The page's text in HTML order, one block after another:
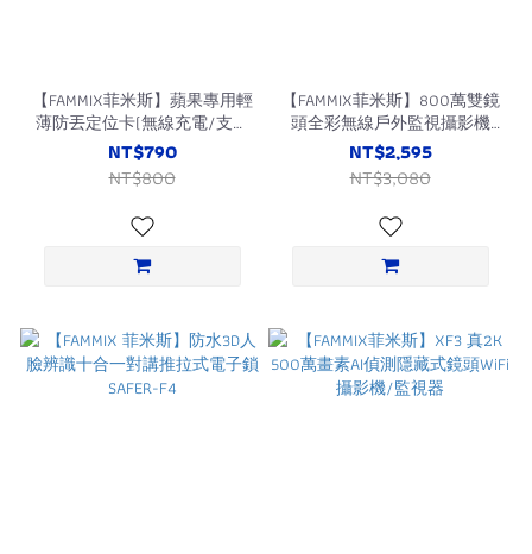
【FAMMIX菲米斯】蘋果專用輕
薄防丟定位卡(無線充電/支援
Apple Find My/定位器)
NT$790
NT$800
【FAMMIX菲米斯】800萬雙鏡
頭全彩無線戶外監視攝影機
D4(全彩夜視/IP65防水/全景拍
攝)
NT$2,595
NT$3,080